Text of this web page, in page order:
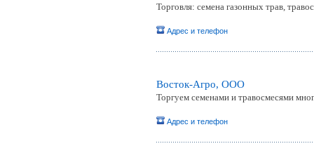
Торговля: семена газонных трав,
Адрес и телефон
Восток-Агро, ООО
Торгуем семенами и травосмесями
Адрес и телефон